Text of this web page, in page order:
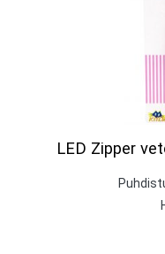
LED Zipper